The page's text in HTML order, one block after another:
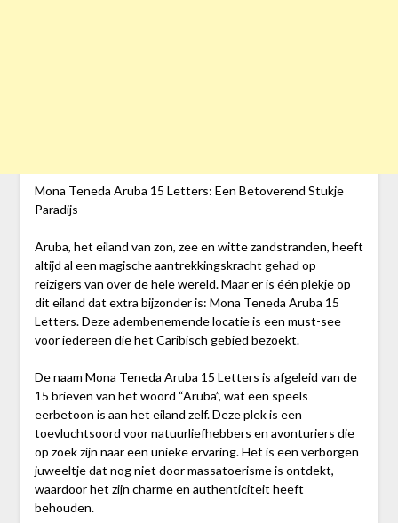
Mona Teneda Aruba 15 Letters: Een Betoverend Stukje
Paradijs
Aruba, het eiland van zon, zee en witte zandstranden, heeft
altijd al een magische aantrekkingskracht gehad op
reizigers van over de hele wereld. Maar er is één plekje op
dit eiland dat extra bijzonder is: Mona Teneda Aruba 15
Letters. Deze adembenemende locatie is een must-see
voor iedereen die het Caribisch gebied bezoekt.
De naam Mona Teneda Aruba 15 Letters is afgeleid van de
15 brieven van het woord “Aruba”, wat een speels
eerbetoon is aan het eiland zelf. Deze plek is een
toevluchtsoord voor natuurliefhebbers en avonturiers die
op zoek zijn naar een unieke ervaring. Het is een verborgen
juweeltje dat nog niet door massatoerisme is ontdekt,
waardoor het zijn charme en authenticiteit heeft
behouden.